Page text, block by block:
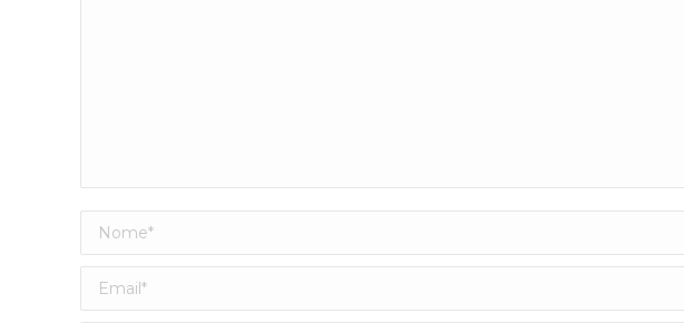
Nome *
Email *